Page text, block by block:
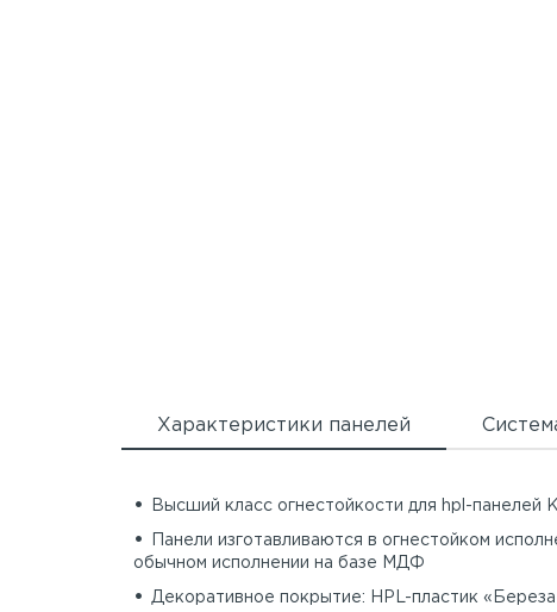
Характеристики панелей
Высший класс огнестойкости для hpl-панелей
Панели изготавливаются в огнестойком
обычном исполнении на базе МДФ
Декоративное покрытие: HPL-пластик «Береза